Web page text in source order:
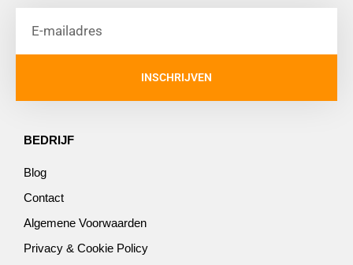
INSCHRIJVEN
BEDRIJF
Blog
Contact
Algemene Voorwaarden
Privacy & Cookie Policy